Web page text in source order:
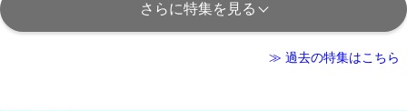
さらに特集を見る
≫ 過去の特集はこちら